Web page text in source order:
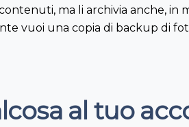
ma li archivia anche,
vuoi una copia di backup di
al tuo